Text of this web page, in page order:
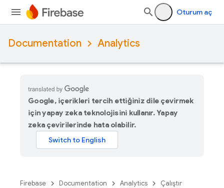
Oturum aç
Documentation Analytics
Google, içerikleri tercih ettiğiniz dile çevirmek
için yapay zeka teknolojisini kullanır. Yapay
zeka çevirilerinde hata olabilir.
Firebase Documentation Analytics Çalıştır